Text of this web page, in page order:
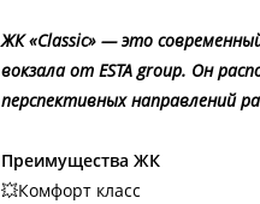
ЖК «Classic» — это
вокзала от ESTA group. Он
перспективных направлений
Преимущества ЖК
💥Комфорт класс